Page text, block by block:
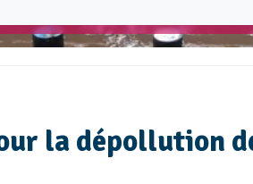
la dépollution